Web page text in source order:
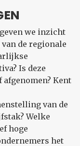
we inzicht
de regionale
Is deze
afgenomen? Kent
van de
Welke
hoge
het